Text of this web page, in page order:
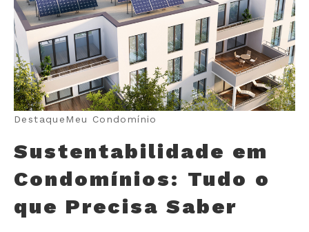
DestaqueMeu Condomínio
Sustentabilidade em
Condomínios: Tudo o
que Precisa Saber